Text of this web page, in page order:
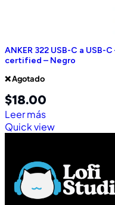
ANKER 322 USB-C a USB-
certified – Negro
❌ Agotado
$18.00
Leer más
Quick view